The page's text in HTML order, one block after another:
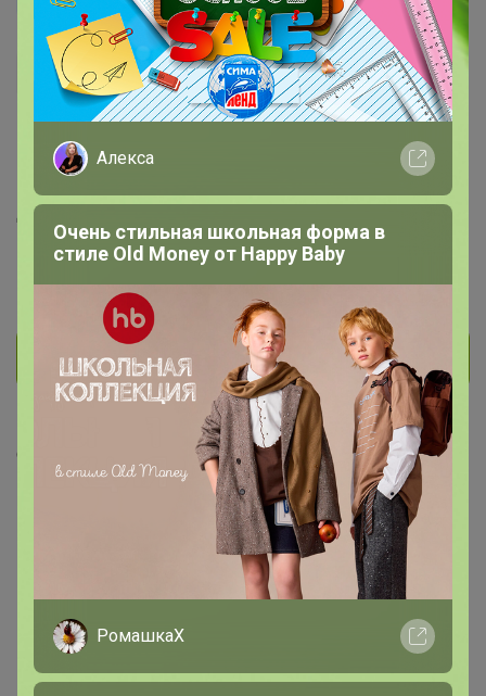
228 20 3 267
На сайте 9 часов назад
День рождения 17 октября
Красноярск
В клубе с 12 июня 2018 г.
Личное сообщение
Скопировать ссылку
Будьте первым!
Алекса
Очень стильная школьная форма в
стиле Old Money от Нappy Вaby
РомашкаХ